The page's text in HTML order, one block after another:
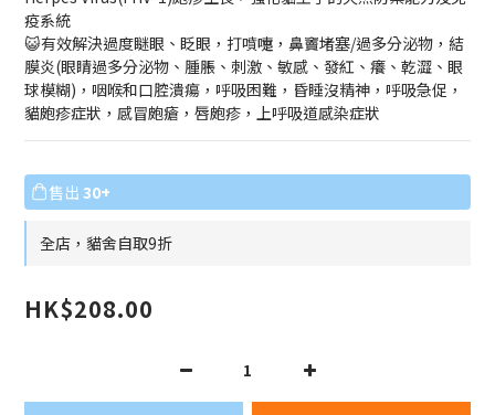
疫系統
😺有效解決過度瞇眼、眨眼，打噴嚏，鼻竇堵塞/過多分泌物，結
膜炎(眼睛過多分泌物、腫脹、刺激、敏感、發紅、癢、乾澀、眼
球模糊)，咽喉和口腔潰瘍，呼吸困難，昏睡沒精神，呼吸急促，
貓皰疹症狀，感冒皰瘡，唇皰疹，上呼吸道感染症狀
售出 30+
全店，貓舍自取9折
HK$208.00